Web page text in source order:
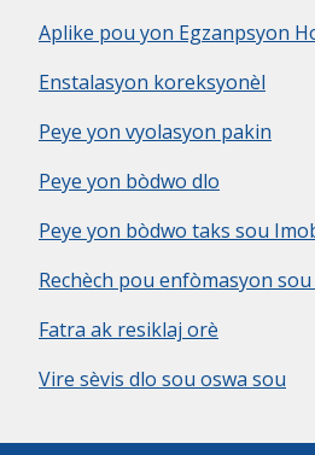
Aplike pou yon Egzanpsyon
Enstalasyon koreksyonèl
Peye yon vyolasyon pakin
Peye yon bòdwo dlo
Peye yon bòdwo taks sou
Rechèch pou enfòmasyon
Fatra ak resiklaj orè
Vire sèvis dlo sou oswa sou